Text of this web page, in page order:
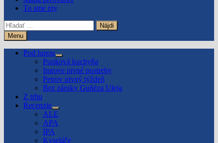
To sme my
Hľadať:
Menu
Pod lupou
Show
sub
menu
Punková kuchyňa
Imrove pivné postrehy
Petrov pivný týždeň
Bez záruky Guñéza Uleja
Z trhu
Recenzie
Show
sub
menu
ALE
APA
IPA
Kyseláče